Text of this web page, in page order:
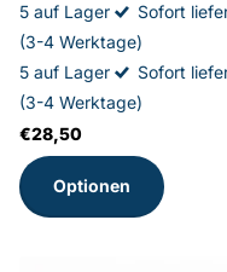
5 auf Lager
Sofort
(3-4 Werktage)
5 auf Lager
Sofort
(3-4 Werktage)
€28,50
Optionen